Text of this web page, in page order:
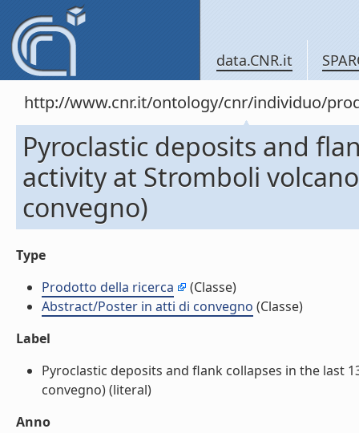
data.CNR.it
http://www.cnr.it/ontology/cnr/individuo/
Pyroclastic deposits and
activity at Stromboli
convegno)
Type
Prodotto della ricerca
(Classe)
Abstract/Poster in atti di convegno (Classe)
Label
Pyroclastic deposits and flank collapses in the last
convegno) (literal)
Anno